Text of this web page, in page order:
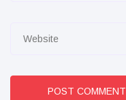
POST COMMENT